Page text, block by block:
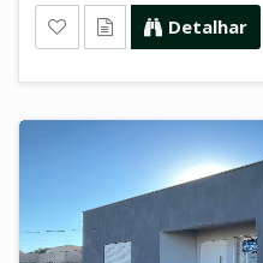
Detalhar